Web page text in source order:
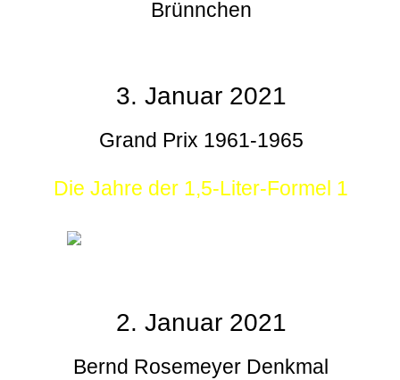
Brünnchen
3. Januar 2021
Grand Prix 1961-1965
Die Jahre der 1,5-Liter-Formel 1
2. Januar 2021
Bernd Rosemeyer Denkmal